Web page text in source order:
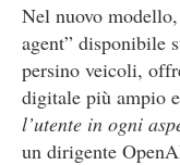
Nel nuovo
agent” disponibile
persino veicoli,
digitale più ampio
l’utente in ogni
un dirigente